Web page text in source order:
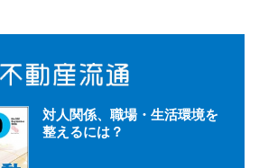
対人関係、職場・生活環境を
整えるには？